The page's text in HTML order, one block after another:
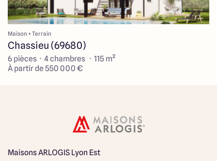
Maison + Terrain
Chassieu (69680)
6 pièces · 4 chambres · 115 m²
À partir de 550 000 €
Maisons ARLOGIS Lyon Est